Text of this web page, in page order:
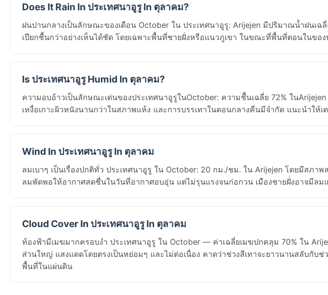
Does It Rain In ประเทศนาอูรู In ตุลาคม?
ฝนปานกลางเป็นลักษณะของเดือน October ใน ประเทศนาอูรู: Arijejen มีปริมาณน้ำฝนเ
เปียกชื้นกว่าอย่างเห็นได้ชัด โดยเฉพาะพื้นที่ชายฝั่งหรือแนวภูเขา ในขณะที่พื้นที่ตอนในขอ
Is ประเทศนาอูรู Humid In ตุลาคม?
ความอบอ้าวเป็นลักษณะเด่นของประเทศนาอูรูในOctober: ความชื้นเฉลี่ย 72% ใน
เหงื่อเกาะผิวหนังนานกว่าในสภาพแห้ง และการบรรเทาในตอนกลางคืนมีจำกัด แนะนำให้เ
Wind In ประเทศนาอูรู In ตุลาคม
ลมเบาๆ เป็นเรื่องปกติทั่ว ประเทศนาอูรู ใน October: 20 กม./ชม. ใน Arijejen โดยมีสภ
ลมพัดพอให้อากาศสดชื่นในวันที่อากาศอบอุ่น แต่ไม่รุนแรงจนก่อกวน เมืองชายฝั่งอาจมีลม
Cloud Cover In ประเทศนาอูรู In ตุลาคม
ท้องฟ้ามีเมฆมากครอบงำ ประเทศนาอูรู ใน October — ค่าเฉลี่ยเมฆปกคลุม 70% ใน
ส่วนใหญ่ แสงแดดโดยตรงเป็นหย่อมๆ และไม่ต่อเนื่อง คาดว่าช่วงสีเทาจะยาวนานสลับกับ
พื้นที่ในแผ่นดิน